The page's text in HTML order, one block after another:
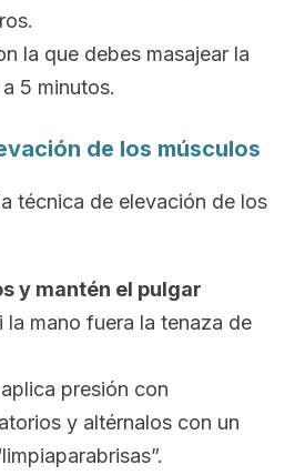
la que debes masajear la
5 minutos.
de los músculos
técnica de elevación de los
y mantén el pulgar
la mano fuera la tenaza de
presión con
y altérnalos con un